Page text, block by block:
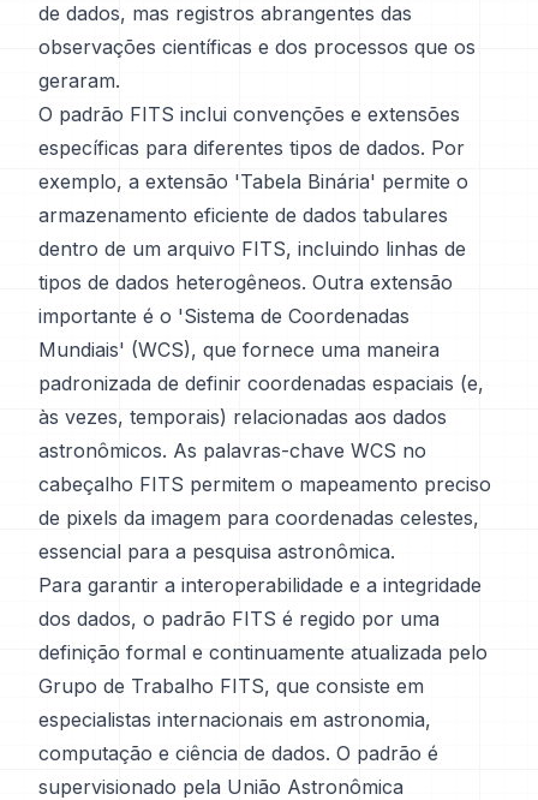
de dados, mas registros abrangentes das
observações científicas e dos processos que os
geraram.
O padrão FITS inclui convenções e extensões
específicas para diferentes tipos de dados. Por
exemplo, a extensão 'Tabela Binária' permite o
armazenamento eficiente de dados tabulares
dentro de um arquivo FITS, incluindo linhas de
tipos de dados heterogêneos. Outra extensão
importante é o 'Sistema de Coordenadas
Mundiais' (WCS), que fornece uma maneira
padronizada de definir coordenadas espaciais (e,
às vezes, temporais) relacionadas aos dados
astronômicos. As palavras-chave WCS no
cabeçalho FITS permitem o mapeamento preciso
de pixels da imagem para coordenadas celestes,
essencial para a pesquisa astronômica.
Para garantir a interoperabilidade e a integridade
dos dados, o padrão FITS é regido por uma
definição formal e continuamente atualizada pelo
Grupo de Trabalho FITS, que consiste em
especialistas internacionais em astronomia,
computação e ciência de dados. O padrão é
supervisionado pela União Astronômica